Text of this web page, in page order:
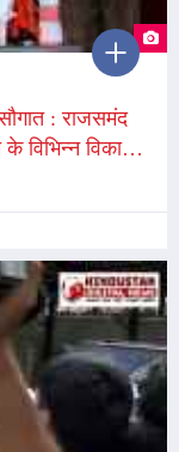
: राजसमंद
विभिन्न विकास